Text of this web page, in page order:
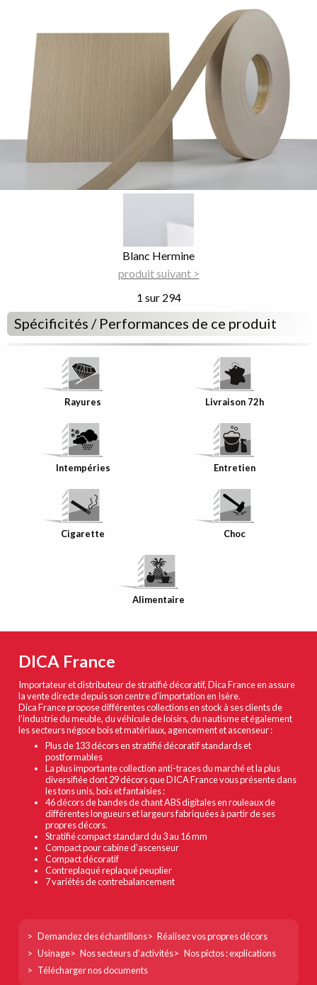
Nom
du
Blanc Hermine
produit suivant >
1 sur 294
Spécificités / Performances de ce produit
Rayures Livraison 72h
Intempéries Entretien
Cigarette Choc
Alimentaire
DICA France
Importateur et distributeur de stratifié décoratif, Dica France en assure
la vente directe depuis son centre d’importation en Isère.
Dica France propose différentes collections en stock à ses clients de
l’industrie du meuble, du véhicule de loisirs, du nautisme et également
les secteurs négoce bois et matériaux, agencement et ascenseur :
Plus de 133 décors en stratifié décoratif standards et
postformables
La plus importante collection anti-traces du marché et la plus
diversifiée dont 29 décors que DICA France vous présente dans
les tons unis, bois et fantaisies :
46 décors de bandes de chant ABS digitales en rouleaux de
différentes longueurs et largeurs fabriquées à partir de ses
propres décors.
Stratifié compact standard du 3 au 16 mm
Compact pour cabine d’ascenseur
Compact décoratif
Contreplaqué replaqué peuplier
7 variétés de contrebalancement
Footer
col
Demandez des échantillons
Réalisez vos propres décors
Usinage
Nos secteurs d’activités
Nos pictos : explications
Télécharger nos documents